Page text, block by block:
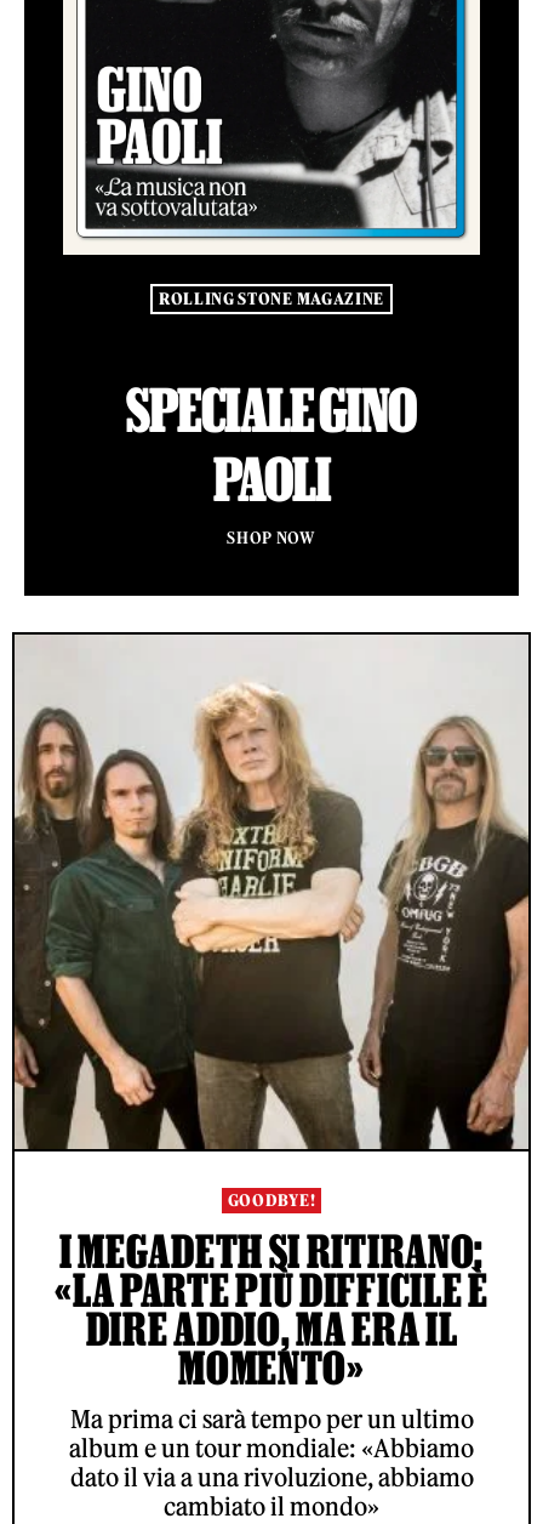
ROLLING STONE MAGAZINE
SPECIALE GINO
PAOLI
SHOP NOW
GOODBYE!
I MEGADETH SI RITIRANO:
«LA PARTE PIÙ DIFFICILE È
DIRE ADDIO, MA ERA IL
MOMENTO»
Ma prima ci sarà tempo per un ultimo
album e un tour mondiale: «Abbiamo
dato il via a una rivoluzione, abbiamo
cambiato il mondo»